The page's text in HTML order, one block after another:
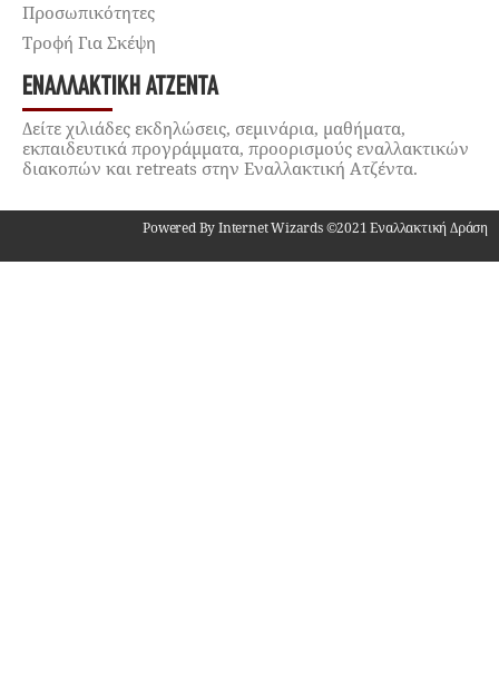
Προσωπικότητες
Τροφή Για Σκέψη
ΕΝΑΛΛΑΚΤΙΚΉ ΑΤΖΈΝΤΑ
Δείτε χιλιάδες εκδηλώσεις, σεμινάρια, μαθήματα,
εκπαιδευτικά προγράμματα, προορισμούς εναλλακτικών
διακοπών και retreats στην Εναλλακτική Ατζέντα.
Powered By Internet Wizards ©2021 Εναλλακτική Δράση